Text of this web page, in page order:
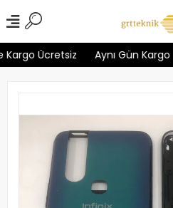
Ücretsiz Aynı Gün Kargo